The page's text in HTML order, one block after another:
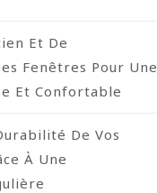
Et De
Fenêtres Pour Une
Et Confortable
De Vos
À Une